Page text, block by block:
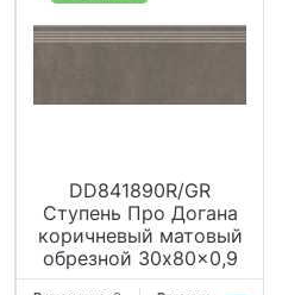
DD841890R/GR
Ступень Про Догана
коричневый матовый
обрезной 30x80x0,9